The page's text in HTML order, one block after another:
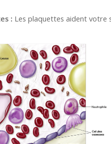
: Les plaquettes aident votre